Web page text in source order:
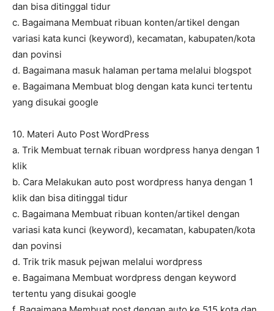
dan bisa ditinggal tidur
c. Bagaimana Membuat ribuan konten/artikel dengan
variasi kata kunci (keyword), kecamatan, kabupaten/kota
dan povinsi
d. Bagaimana masuk halaman pertama melalui blogspot
e. Bagaimana Membuat blog dengan kata kunci tertentu
yang disukai google
10. Materi Auto Post WordPress
a. Trik Membuat ternak ribuan wordpress hanya dengan 1
klik
b. Cara Melakukan auto post wordpress hanya dengan 1
klik dan bisa ditinggal tidur
c. Bagaimana Membuat ribuan konten/artikel dengan
variasi kata kunci (keyword), kecamatan, kabupaten/kota
dan povinsi
d. Trik trik masuk pejwan melalui wordpress
e. Bagaimana Membuat wordpress dengan keyword
tertentu yang disukai google